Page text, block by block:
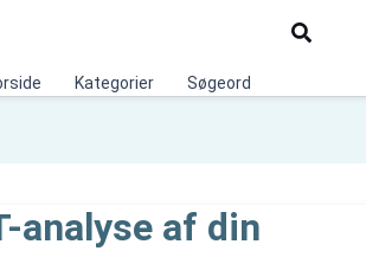
Søg
Kategorier Søgeord
analyse af din